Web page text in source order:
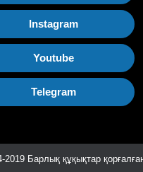
Instagram
Youtube
Telegram
Барлық құқықтар